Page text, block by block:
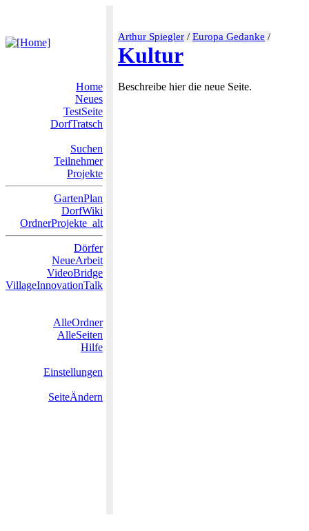
Arthur Spiegler / Europa Gedanke /
Kultur
Home
Neues
TestSeite
DorfTratsch
Suchen
Teilnehmer
Projekte
GartenPlan
DorfWiki
OrdnerProjekte_alt
Dörfer
NeueArbeit
VideoBridge
VillageInnovationTalk
AlleOrdner
AlleSeiten
Hilfe
Einstellungen
SeiteÄndern
Beschreibe hier die neue Seite.